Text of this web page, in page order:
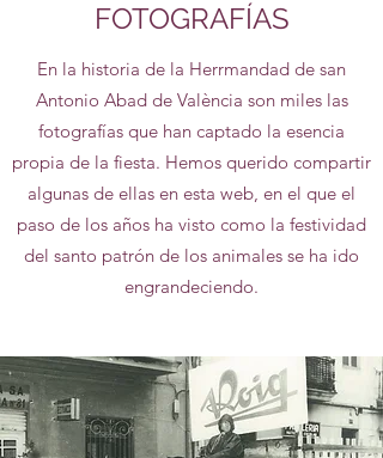
FOTOGRAFÍAS
En la historia de la Herrmandad de san
Antonio Abad de València son miles las
fotografías que han captado la esencia
propia de la fiesta. Hemos querido compartir
algunas de ellas en esta web, en el que el
paso de los años ha visto como la festividad
del santo patrón de los animales se ha ido
engrandeciendo.